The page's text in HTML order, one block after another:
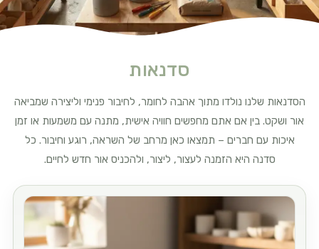
סדנאות
הסדנאות שלנו נולדו מתוך אהבה לחומר, לחיבור פנימי וליצירה שמביאה
אור ושקט. בין אם אתם מחפשים חוויה אישית, מתנה עם משמעות או זמן
איכות עם חברים – תמצאו כאן מרחב של השראה, רוגע וחיבור. כל
סדנה היא הזמנה לעצור, ליצור, ולהכניס אור חדש לחיים.